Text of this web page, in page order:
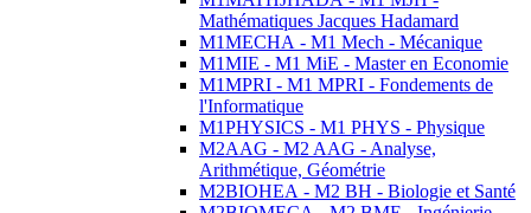
Mathématiques Jacques Hadamard
M1MECHA - M1 Mech - Mécanique
M1MIE - M1 MiE - Master en Economie
M1MPRI - M1 MPRI - Fondements de
l'Informatique
M1PHYSICS - M1 PHYS - Physique
M2AAG - M2 AAG - Analyse,
Arithmétique, Géométrie
M2BIOHEA - M2 BH - Biologie et Santé